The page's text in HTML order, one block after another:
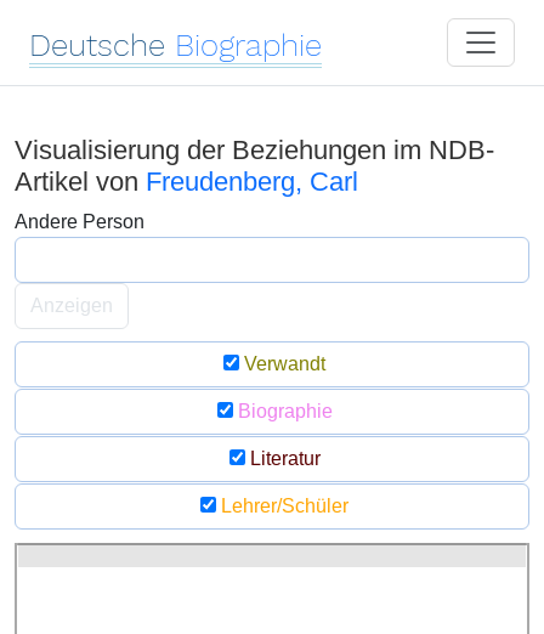
Deutsche Biographie
Visualisierung der Beziehungen im NDB-
Artikel von Freudenberg, Carl
Andere Person
Anzeigen
Verwandt
Biographie
Literatur
Lehrer/Schüler